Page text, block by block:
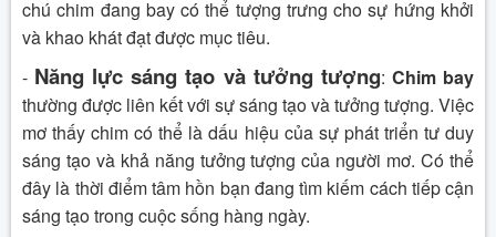
chú chim đang bay có thể tượng trưng cho sự hứng khởi
và khao khát đạt được mục tiêu.
- Năng lực sáng tạo và tưởng tượng: Chim bay
thường được liên kết với sự sáng tạo và tưởng tượng. Việc
mơ thấy chim có thể là dấu hiệu của sự phát triển tư duy
sáng tạo và khả năng tưởng tượng của người mơ. Có thể
đây là thời điểm tâm hồn bạn đang tìm kiếm cách tiếp cận
sáng tạo trong cuộc sống hàng ngày.